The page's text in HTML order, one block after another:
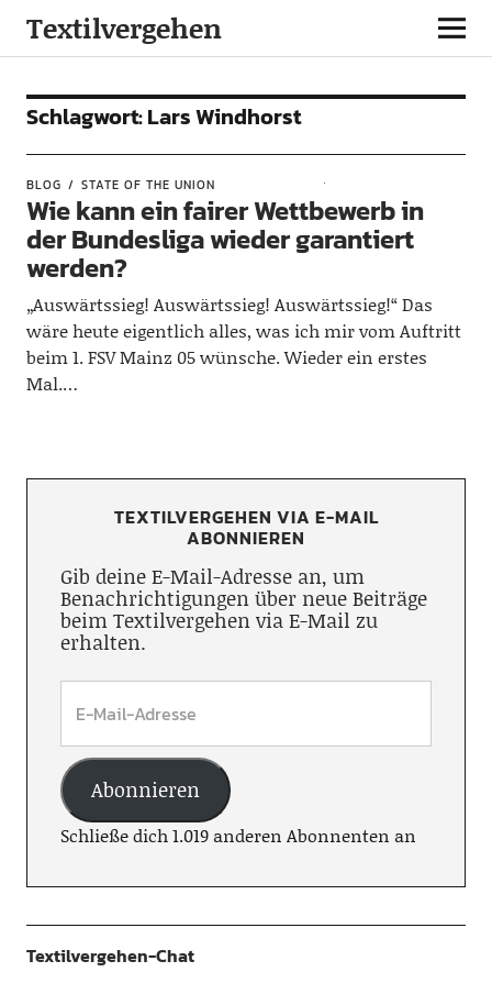
Textilvergehen
Schlagwort:Lars Windhorst
BLOG STATE OF THE UNION
Wie kann ein fairer Wettbewerb in
der Bundesliga wieder garantiert
werden?
„Auswärtssieg! Auswärtssieg! Auswärtssieg!“ Das
wäre heute eigentlich alles, was ich mir vom Auftritt
beim 1. FSV Mainz 05 wünsche. Wieder ein erstes
Mal.…
TEXTILVERGEHEN VIA E-MAIL
ABONNIEREN
Gib deine E-Mail-Adresse an, um
Benachrichtigungen über neue Beiträge
beim Textilvergehen via E-Mail zu
erhalten.
Abonnieren
Schließe dich 1.019 anderen Abonnenten an
Textilvergehen-Chat